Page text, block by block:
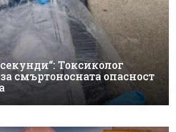
Токсиколог
смъртоносната опасност